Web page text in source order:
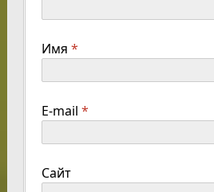
Имя *
E-mail *
Сайт